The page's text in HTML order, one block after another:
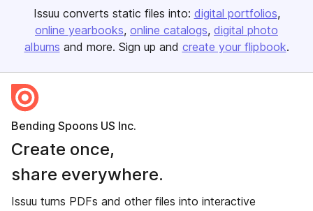
Issuu converts static files into: digital portfolios
online yearbooks online catalogs digital photo
albums and more. Sign up and create your flipbook.
Bending Spoons US Inc.
Create once,
share everywhere.
Issuu turns PDFs and other files into interactive